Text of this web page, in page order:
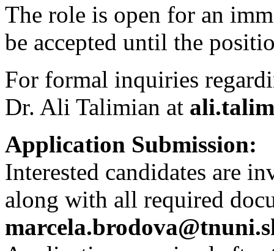
The role is open for an
be accepted until the
For formal inquiries
Dr. Ali Talimian at
Application Submission:
Interested candidates are
along with all required